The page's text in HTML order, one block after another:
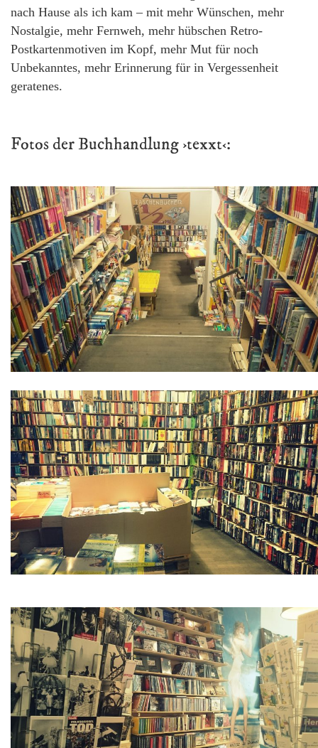
nach Hause als ich kam – mit mehr Wünschen, mehr
Nostalgie, mehr Fernweh, mehr hübschen Retro-
Postkartenmotiven im Kopf, mehr Mut für noch
Unbekanntes, mehr Erinnerung für in Vergessenheit
geratenes.
Fotos der Buchhandlung ›texxt‹: